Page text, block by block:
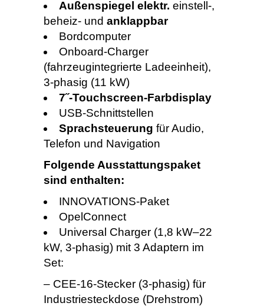
Außenspiegel elektr. einstell-,
beheiz- und anklappbar
Bordcomputer
Onboard-Charger
(fahrzeugintegrierte Ladeeinheit),
3-phasig (11 kW)
7˝-Touchscreen-Farbdisplay
USB-Schnittstellen
Sprachsteuerungfür Audio,
Telefon und Navigation
Folgende Ausstattungspaket
sind enthalten:
INNOVATIONS-Paket
OpelConnect
Universal Charger (1,8 kW–22
kW, 3-phasig) mit 3 Adaptern im
Set:
– CEE-16-Stecker (3-phasig) für
Industriesteckdose (Drehstrom)